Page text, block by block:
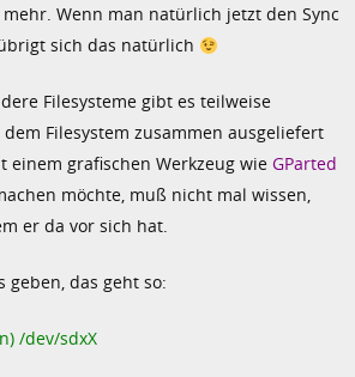
Wenn man natürlich jetzt den Sync
sich das natürlich
Filesysteme gibt es teilweise
Filesystem zusammen ausgeliefert
einem grafischen Werkzeug wieGParted
möchte, muß nicht mal wissen,
er da vor sich hat.
geben, das geht so:
/dev/sdxX